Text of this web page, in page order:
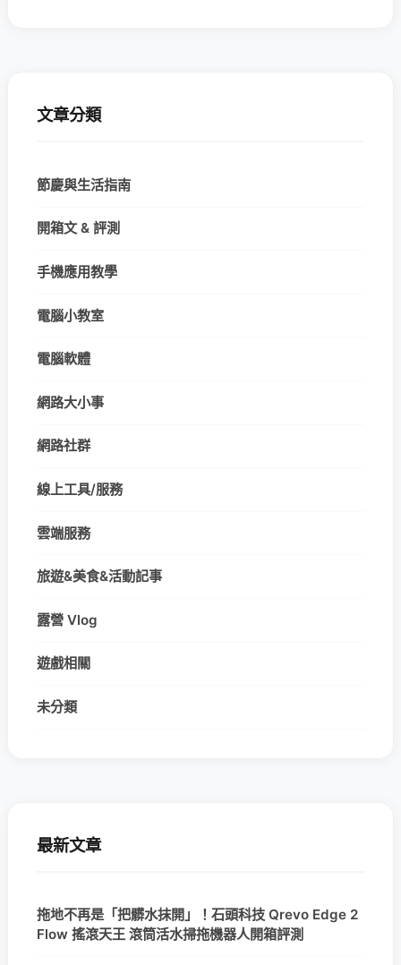
文章分類
節慶與生活指南
開箱文 & 評測
手機應用教學
電腦小教室
電腦軟體
網路大小事
網路社群
線上工具/服務
雲端服務
旅遊&美食&活動記事
露營 Vlog
遊戲相關
未分類
最新文章
拖地不再是「把髒水抹開」！石頭科技 Qrevo Edge 2
Flow 搖滾天王 滾筒活水掃拖機器人開箱評測